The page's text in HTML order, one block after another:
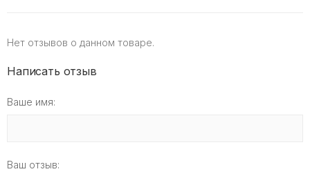
Нет отзывов о данном товаре.
Написать отзыв
Ваше имя:
Ваш отзыв: